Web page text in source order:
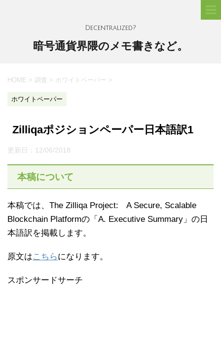
Decentralized?
暗号通貨界隈のメモ書きなど。
HOME > 調査 > ホワイトペーパー >
ホワイトペーパー
Zilliqaポジションペーパー日本語訳1
更新日： 12/06/2018
本稿について
本稿では、The Zilliqa Project: A Secure, Scalable
Blockchain Platformの「A. Executive Summary」の日
本語訳を掲載します。
原文はこちらになります。
スポンサードサーチ